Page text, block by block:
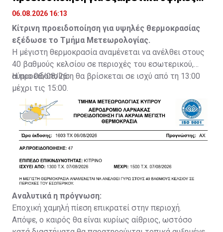
θερμοκρασίες
06.08.2026 16:13
Κίτρινη προειδοποίηση για υψηλές θερμοκρασίας
εξέδωσε το Τμήμα Μετεωρολογίας.
Η μέγιστη θερμοκρασία αναμένεται να ανέλθει στους
40 βαθμούς κελσίου σε περιοχές του εσωτερικού,
αύριο 06/08/26.
Η προειδοποίηση θα βρίσκεται σε ισχύ από τη 13:00
μέχρι τις 15:00.
Αναλυτικά η πρόγνωση:
Εποχική χαμηλή πίεση επικρατεί στην περιοχή.
Απόψε, ο καιρός θα είναι κυρίως αίθριος, ωστόσο